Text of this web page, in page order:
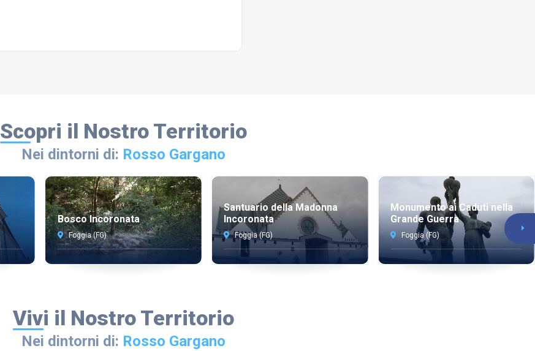
Scopri il Nostro Territorio
Nei dintorni di: Rosso Gargano
Bosco Incoronata
Foggia (FG)
Santuario della Madonna
Incoronata
Foggia (FG)
Monumento ai Caduti nella
Grande Guerra
Foggia (FG)
Vivi il Nostro Territorio
Nei dintorni di: Rosso Gargano